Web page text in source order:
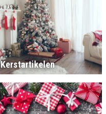
Kerstartikelen